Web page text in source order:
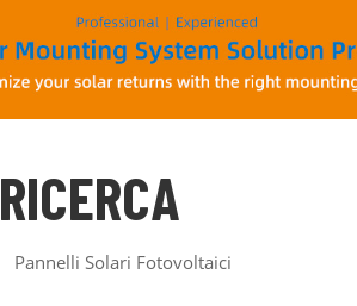
RICERCA
Pannelli Solari Fotovoltaici